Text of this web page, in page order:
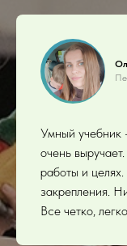
Умный учебник
очень
работы и
закрепления.
Все четко,